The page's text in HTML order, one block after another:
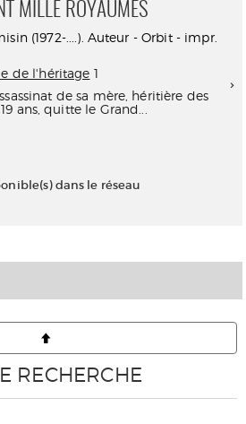
MILLE ROYAUMES
(1972-....). Auteur - Orbit - impr.
de l'héritage 1
de sa mère, héritière des
ans, quitte le Grand...
dans le réseau
RECHERCHE